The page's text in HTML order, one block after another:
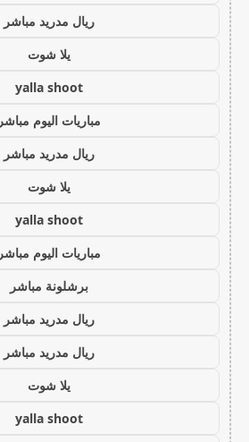
ريال مدريد مباشر
يلا شوت
yalla shoot
مباريات اليوم مباشر
ريال مدريد مباشر
يلا شوت
yalla shoot
مباريات اليوم مباشر
برشلونة مباشر
ريال مدريد مباشر
ريال مدريد مباشر
يلا شوت
yalla shoot